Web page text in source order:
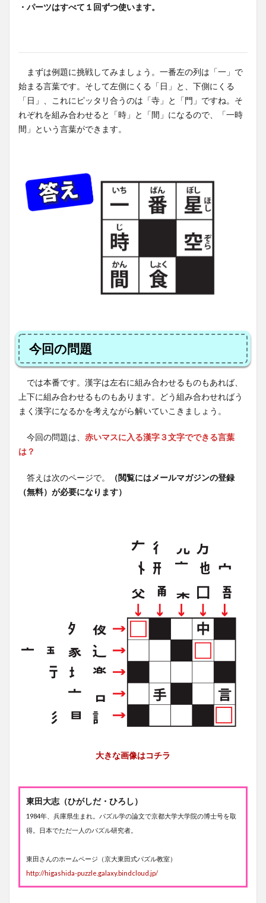
・パーツはすべて１回ずつ使います。
まずは例題に挑戦してみましょう。一番左の列は「一」で
始まる言葉です。そして左側にくる「日」と、下側にくる
「日」、これにピッタリ合うのは「寺」と「門」ですね。そ
れぞれを組み合わせると「時」と「間」になるので、「一時
間」という言葉ができます。
今回の問題
では本番です。漢字は左右に組み合わせるものもあれば、
上下に組み合わせるものもあります。どう組み合わせればう
まく漢字になるかを考えながら解いていこきましょう。
今回の問題は、 赤いマスに入る漢字３文字でできる言葉
は？
答えは次のページで。
（閲覧にはメールマガジンの登録
（無料）が必要になります）
大きな画像はコチラ
東田大志（ひがしだ・ひろし）
1984年、兵庫県生まれ。パズル学の論文で京都大学大学院の博士号を取
得。日本でただ一人のパズル研究者。
東田さんのホームページ（京大東田式パズル教室）
http://higashida-puzzle.galaxy.bindcloud.jp/